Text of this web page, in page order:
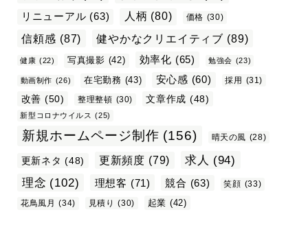
リニューアル (63) 人柄 (80) 価格 (30)
信頼感 (87) 健やかなクリエイティブ (89)
健康 (22) 写真撮影 (42) 効率化 (65) 勉強会 (23)
動画制作 (26) 在宅勤務 (43) 安心感 (60) 採用 (31)
改善 (50) 整理整頓 (30) 文章作成 (48)
新型コロナウイルス (25)
新規ホームページ制作 (156) 晴天の風 (28)
更新ネタ (48) 更新頻度 (79) 求人 (94)
理念 (102) 理想客 (71) 競合 (63) 笑顔 (33)
花鳥風月 (34) 見積り (30) 起業 (42)